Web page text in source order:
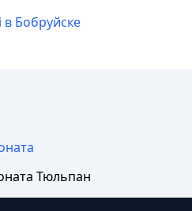
в Бобруйске
Тюльпан